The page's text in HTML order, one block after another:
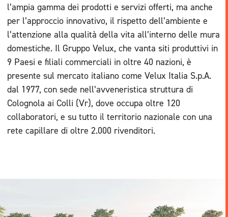
l’ampia gamma dei prodotti e servizi offerti, ma anche
per l’approccio innovativo, il rispetto dell’ambiente e
l’attenzione alla qualità della vita all’interno delle mura
domestiche. Il Gruppo Velux, che vanta siti produttivi in
9 Paesi e filiali commerciali in oltre 40 nazioni, è
presente sul mercato italiano come Velux Italia S.p.A.
dal 1977, con sede nell’avveneristica struttura di
Colognola ai Colli (Vr), dove occupa oltre 120
collaboratori, e su tutto il territorio nazionale con una
rete capillare di oltre 2.000 rivenditori.